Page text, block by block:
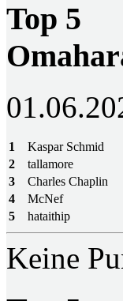
Top 5
1
Kaspar Schmid
2
tallamore
3
Charles Chaplin
4
McNef
5
hataithip
Keine